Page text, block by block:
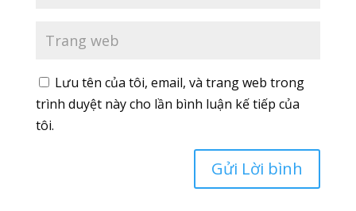
Lưu tên của tôi, email, và trang web trong
trình duyệt này cho lần bình luận kế tiếp của
tôi.